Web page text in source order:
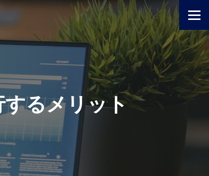
るメリット